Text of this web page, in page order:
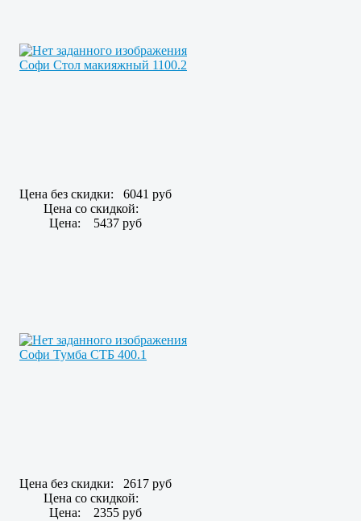
Софи Стол макияжный 1100.2
Цена без скидки:
6041 руб
Цена со скидкой:
Цена:
5437 руб
Софи Тумба СТБ 400.1
Цена без скидки:
2617 руб
Цена со скидкой:
Цена:
2355 руб